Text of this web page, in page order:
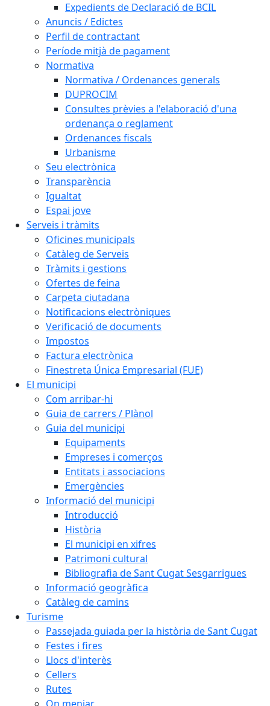
Expedients de Declaració de BCIL
Anuncis / Edictes
Perfil de contractant
Període mitjà de pagament
Normativa
Normativa / Ordenances generals
DUPROCIM
Consultes prèvies a l'elaboració d'una
ordenança o reglament
Ordenances fiscals
Urbanisme
Seu electrònica
Transparència
Igualtat
Espai jove
Serveis i tràmits
Oficines municipals
Catàleg de Serveis
Tràmits i gestions
Ofertes de feina
Carpeta ciutadana
Notificacions electròniques
Verificació de documents
Impostos
Factura electrònica
Finestreta Única Empresarial (FUE)
El municipi
Com arribar-hi
Guia de carrers / Plànol
Guia del municipi
Equipaments
Empreses i comerços
Entitats i associacions
Emergències
Informació del municipi
Introducció
Història
El municipi en xifres
Patrimoni cultural
Bibliografia de Sant Cugat Sesgarrigues
Informació geogràfica
Catàleg de camins
Turisme
Passejada guiada per la història de Sant Cugat
Festes i fires
Llocs d'interès
Cellers
Rutes